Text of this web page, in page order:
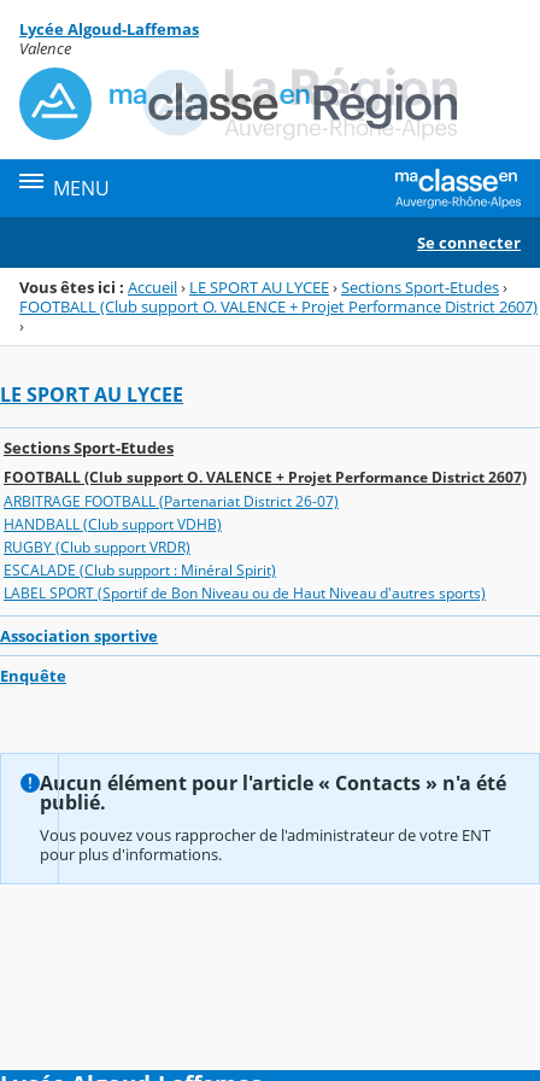
Menu de la rubrique
Contenu
Lycée Algoud-Laffemas
Valence
MENU
Se connecter
Vous êtes ici : Accueil› LE SPORT AU LYCEE›Sections Sport-Etudes›
FOOTBALL (Club support O. VALENCE + Projet Performance District 2607)
›
LE SPORT AU LYCEE
Sections Sport-Etudes
FOOTBALL (Club support O. VALENCE + Projet Performance District 2607)
ARBITRAGE FOOTBALL (Partenariat District 26-07)
HANDBALL (Club support VDHB)
RUGBY (Club support VRDR)
ESCALADE (Club support : Minéral Spirit)
LABEL SPORT (Sportif de Bon Niveau ou de Haut Niveau d'autres sports)
Association sportive
Enquête
Aucun élément pour l'article « Contacts » n'a été
publié.
Vous pouvez vous rapprocher de l'administrateur de votre ENT
pour plus d'informations.